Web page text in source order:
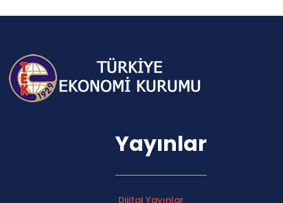
Yayınlar
Dijital Yayınlar